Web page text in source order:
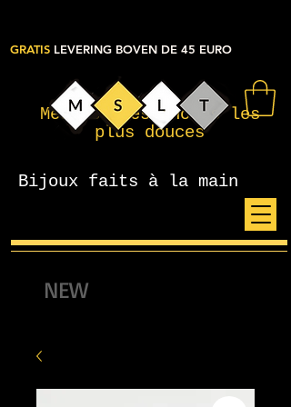
Mes petites choses les
plus douces
Bijoux faits à la main
GRATIS LEVERING BOVEN DE 45 EURO
NEW